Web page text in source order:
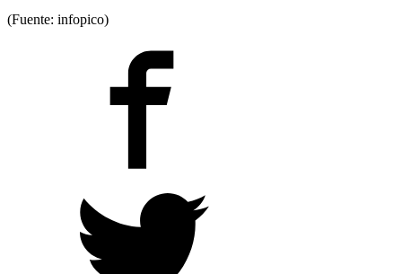
(Fuente: infopico)